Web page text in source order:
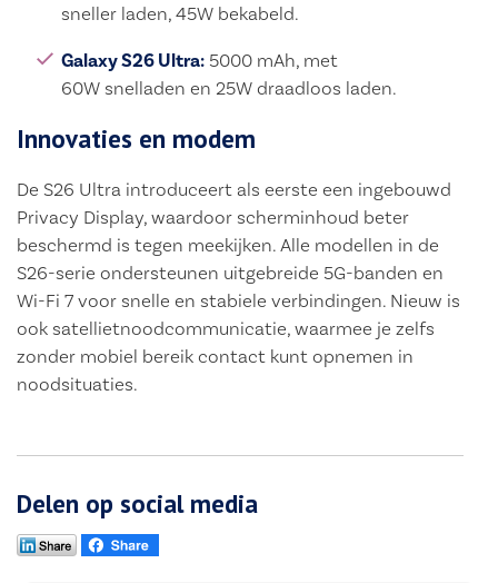
sneller laden, 45W bekabeld.
Galaxy S26 Ultra: 5000 mAh, met
60W snelladen en 25W draadloos laden.
Innovaties en modem
De S26 Ultra introduceert als eerste een ingebouwd
Privacy Display, waardoor scherminhoud beter
beschermd is tegen meekijken. Alle modellen in de
S26-serie ondersteunen uitgebreide 5G-banden en
Wi-Fi 7 voor snelle en stabiele verbindingen. Nieuw is
ook satellietnoodcommunicatie, waarmee je zelfs
zonder mobiel bereik contact kunt opnemen in
noodsituaties.
Delen op social media